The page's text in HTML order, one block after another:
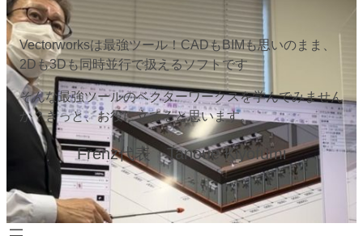
Vectorworksは最強ツール！CADもBIMも思いのまま、
2Dも3Dも同時並行で扱えるソフトです
そんな最強ツールのベクターワークスを学んでみません
か？きっと、お役に立てると思います。
Frenz代表 Tanoue Kiyofumi